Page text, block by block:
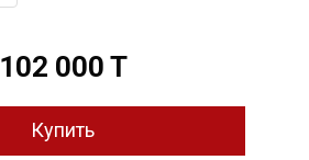
102 000 T